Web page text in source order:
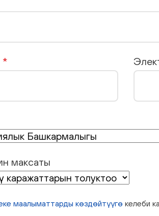
*
максаты
маалыматтарды көздөйтүүгө келеби